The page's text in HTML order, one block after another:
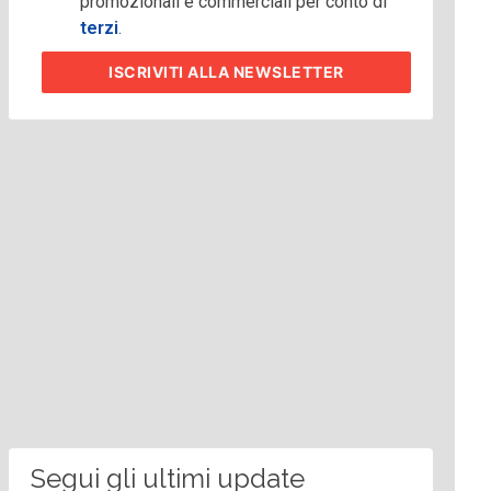
terzi.
ISCRIVITIALLA NEWSLETTER
Segui gli ultimi update